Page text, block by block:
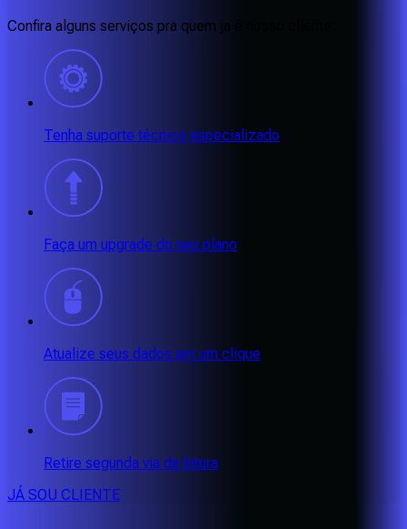
Confira alguns serviços pra quem ja é nosso cliente:
Tenha suporte técnico especializado
Faça um upgrade do seu plano
Atualize seus dados em um clique
Retire segunda via da fatura
JÁ SOU CLIENTE